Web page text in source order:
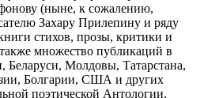
(ныне, к сожалению,
Захару Прилепину и ряду
стихов, прозы, критики и
множество публикаций в
Беларуси, Молдовы, Татарстана,
Болгарии, США и других
поэтической Антологии,